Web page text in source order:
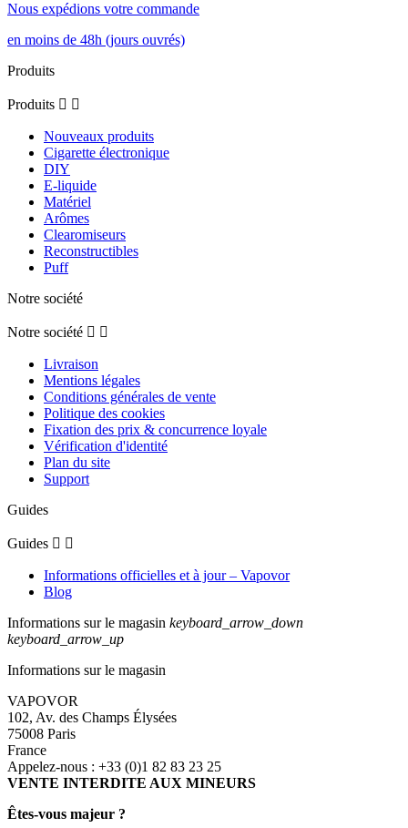
Nous expédions votre commande
en moins de 48h (jours ouvrés)
Produits
Produits  
Nouveaux produits
Cigarette électronique
DIY
E-liquide
Matériel
Arômes
Clearomiseurs
Reconstructibles
Puff
Notre société
Notre société  
Livraison
Mentions légales
Conditions générales de vente
Politique des cookies
Fixation des prix & concurrence loyale
Vérification d'identité
Plan du site
Support
Guides
Guides  
Informations officielles et à jour – Vapovor
Blog
Informations sur le magasin keyboard_arrow_down
keyboard_arrow_up
Informations sur le magasin
VAPOVOR
102, Av. des Champs Élysées
75008 Paris
France
Appelez-nous : +33 (0)1 82 83 23 25
VENTE INTERDITE AUX MINEURS
Êtes-vous majeur ?